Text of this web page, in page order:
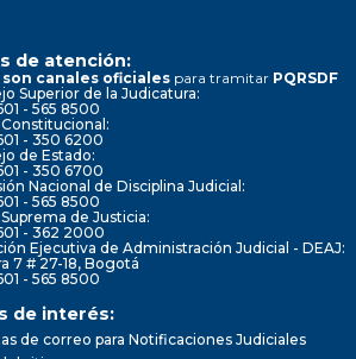
de atención:
son canales oficiales para tramitar PQRSDF
Superior de la Judicatura:
- 565 8500
- 350 6200
de Estado:
- 350 6700
Nacional de Disciplina Judicial:
- 565 8500
de Justicia:
- 362 2000
Ejecutiva de Administración Judicial - DEAJ:
7 # 27-18, Bogotá
- 565 8500
de interés:
de correo para Notificaciones Judiciales